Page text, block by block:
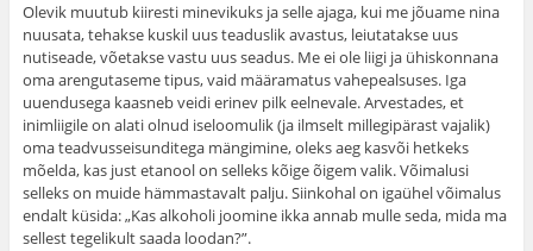
Olevik muutub kiiresti minevikuks ja selle ajaga, kui me jõuame nina
nuusata, tehakse kuskil uus teaduslik avastus, leiutatakse uus
nutiseade, võetakse vastu uus seadus. Me ei ole liigi ja ühiskonnana
oma arengutaseme tipus, vaid määramatus vahepealsuses. Iga
uuendusega kaasneb veidi erinev pilk eelnevale. Arvestades, et
inimliigile on alati olnud iseloomulik (ja ilmselt millegipärast vajalik)
oma teadvusseisunditega mängimine, oleks aeg kasvõi hetkeks
mõelda, kas just etanool on selleks kõige õigem valik. Võimalusi
selleks on muide hämmastavalt palju. Siinkohal on igaühel võimalus
endalt küsida: „Kas alkoholi joomine ikka annab mulle seda, mida ma
sellest tegelikult saada loodan?”.